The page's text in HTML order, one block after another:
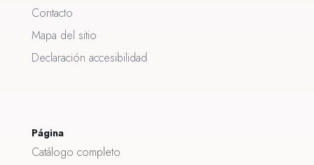
Contacto
Mapa del sitio
Declaración accesibilidad
Página
Catálogo completo